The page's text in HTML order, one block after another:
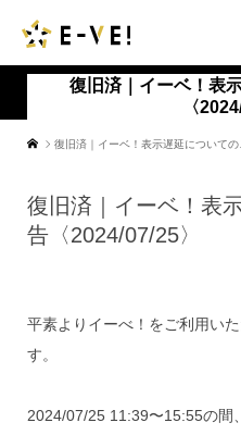
復旧済｜イーベ！表
〈
復旧済｜イーベ！表示遅延について
復旧済｜イーベ！表
告〈2024/07/25〉
平素よりイーべ！をご利用い
す。
2024/07/25 11:39〜15:55の間